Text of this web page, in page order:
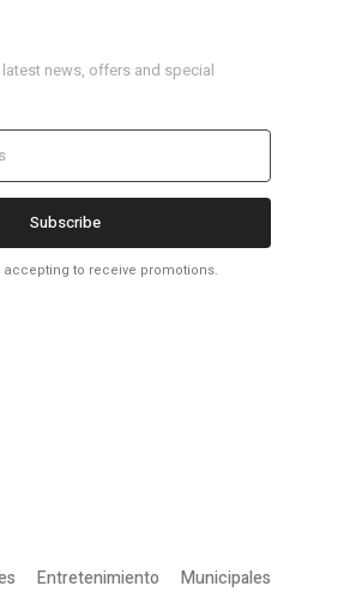
news, offers and special
Subscribe
to receive promotions.
Entretenimiento Municipales